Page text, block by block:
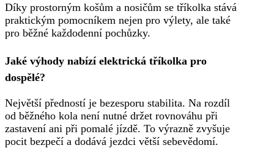
Díky prostorným košům a nosičům se tříkolka stává
praktickým pomocníkem nejen pro výlety, ale také
pro běžné každodenní pochůzky.
Jaké výhody nabízí elektrická tříkolka pro
dospělé?
Největší předností je bezesporu stabilita. Na rozdíl
od běžného kola není nutné držet rovnováhu při
zastavení ani při pomalé jízdě. To výrazně zvyšuje
pocit bezpečí a dodává jezdci větší sebevědomí.